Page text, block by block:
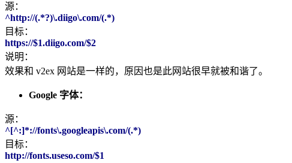
源：
^http://(.*?)\.diigo\.com/(.*)
目标：
https://$1.diigo.com/$2
说明：
效果和 v2ex 网站是一样的，原因也是此网站很早就被和谐了。
Google 字体：
源：
^[^:]*://fonts\.googleapis\.com/(.*)
目标：
http://fonts.useso.com/$1